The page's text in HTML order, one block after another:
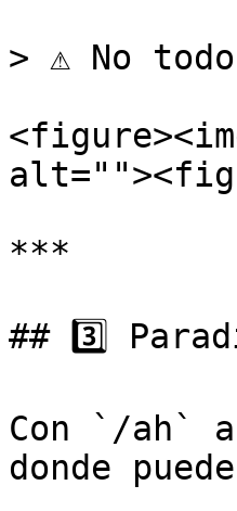
> ⚠️ No
***
## 3️⃣
Con `/ah`
donde